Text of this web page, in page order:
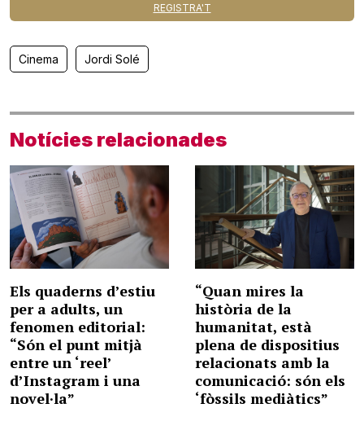
REGISTRA'T
Cinema Jordi Solé
Notícies relacionades
Els quaderns d’estiu
per a adults, un
fenomen editorial:
“Són el punt mitjà
entre un ‘reel’
d’Instagram i una
novel·la”
“Quan mires la
història de la
humanitat, està
plena de dispositius
relacionats amb la
comunicació: són els
‘fòssils mediàtics”